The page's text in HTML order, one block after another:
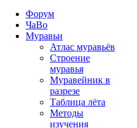
Форум
ЧаВо
Муравьи
Атлас муравьёв
Строение
муравья
Муравейник в
разрезе
Таблица лёта
Методы
изучения